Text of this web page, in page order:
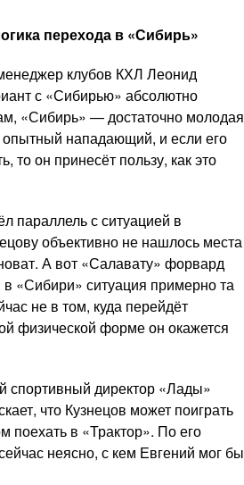
перехода в «Сибирь»
клубов КХЛ Леонид
с «Сибирью» абсолютно
«Сибирь» — достаточно молодая
нападающий, и если его
то он принесёт пользу, как это
параллель с ситуацией в
объективно не нашлось места
А вот «Салавату» форвард
в «Сибири» ситуация примерно та
не в том, куда перейдёт
физической форме он окажется
спортивный директор «Лады»
что Кузнецов может поиграть
поехать в «Трактор». По его
неясно, с кем Евгений мог бы